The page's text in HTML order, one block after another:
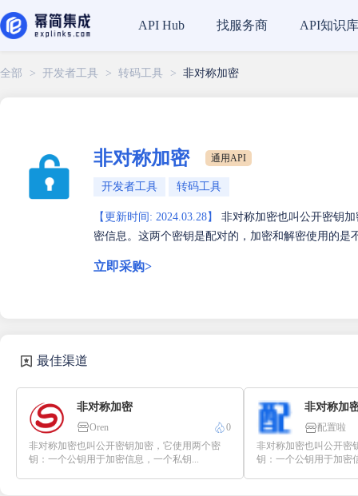
全部 > 开发者工具 > 转码工具 > 非对称加密
非对称加密 通用API
开发者工具 转码工具
【更新时间: 2024.03.28】
非对称加密也叫公开密钥
密信息。这两个密钥是配对的，加密和解密使用的
立即采购>
最佳渠道
非对称加密
Oren
0
非对称加密也叫公开密钥加密，它使用两个密
钥：一个公钥用于加密信息，一个私钥...
非对称加
配置啦
非对称加密也叫公开密
钥：一个公钥用于加密
API Hub 找服务商 API知识库